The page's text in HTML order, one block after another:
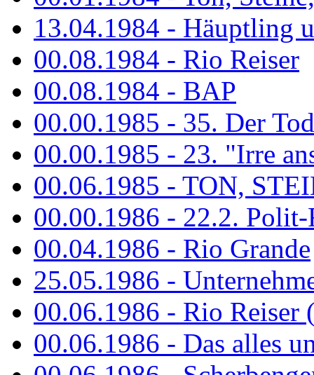
13.04.1984 - Häuptling
00.08.1984 - Rio Reiser
00.08.1984 - BAP
00.00.1985 - 35. Der
00.00.1985 - 23. "Irre
00.06.1985 - TON,
00.00.1986 - 22.2.
00.04.1986 - Rio Grande
25.05.1986 -
00.06.1986 - Rio Reiser
00.06.1986 - Das alles